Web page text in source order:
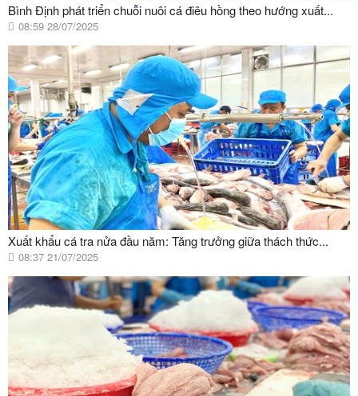
Bình Định phát triển chuỗi nuôi cá điêu hồng theo hướng xuất...
08:59 28/07/2025
Xuất khẩu cá tra nửa đầu năm: Tăng trưởng giữa thách thức...
08:37 21/07/2025